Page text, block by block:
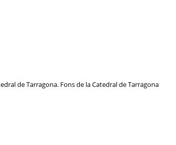
de Tarragona. Fons de la Catedral de Tarragona